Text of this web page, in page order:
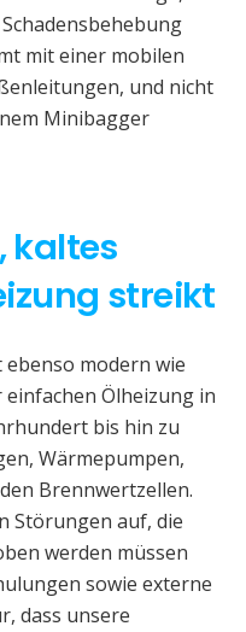
mit einer mobilen
und nicht
Minibagger
kaltes
streikt
modern wie
Ölheizung in
bis hin zu
Wärmepumpen,
Brennwertzellen.
Störungen auf, die
werden müssen
sowie externe
dass unsere